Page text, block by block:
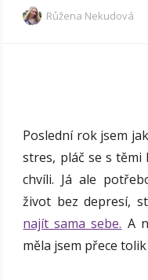
Růžena Nekudová
Poslední rok jsem
stres, pláč se s těmi
chvíli. Já ale
život bez depresí,
najít sama sebe. A
měla jsem přece